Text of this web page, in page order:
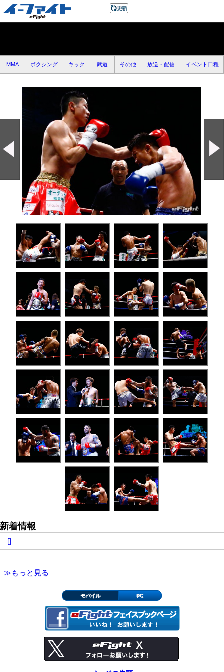
MMA ボクシング キック 武道 その他 放送・配信 イベント日程
新着情報
[]
≫もっと見る
モバイル PC